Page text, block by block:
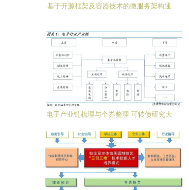
基于开源框架及容器技术的微服务架构通
电子产业链梳理与个券整理 可转债研究大
究服务